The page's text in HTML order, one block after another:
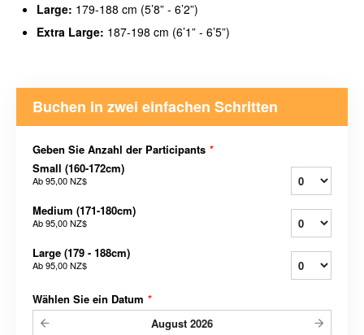
Large: 179-188 cm (5’8” - 6’2”)
Extra Large: 187-198 cm (6’1” - 6’5”)
Buchen in zwei einfachen Schritten
Geben Sie Anzahl der Participants *
Small (160-172cm)
Ab95,00 NZ$
Medium (171-180cm)
Ab95,00 NZ$
Large (179 - 188cm)
Ab95,00 NZ$
Wählen Sie ein Datum *
August 2026